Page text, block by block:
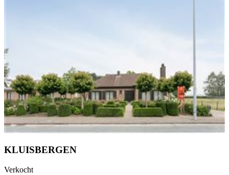
KLUISBERGEN
Verkocht